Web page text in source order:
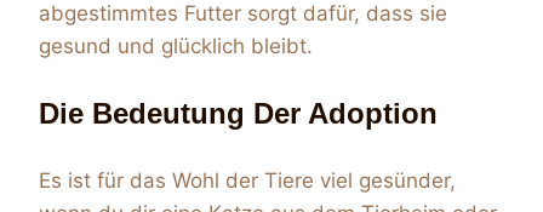
abgestimmtes Futter sorgt dafür, dass sie
gesund und glücklich bleibt.
Die Bedeutung Der Adoption
Es ist für das Wohl der Tiere viel gesünder,